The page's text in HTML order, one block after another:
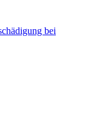
bei